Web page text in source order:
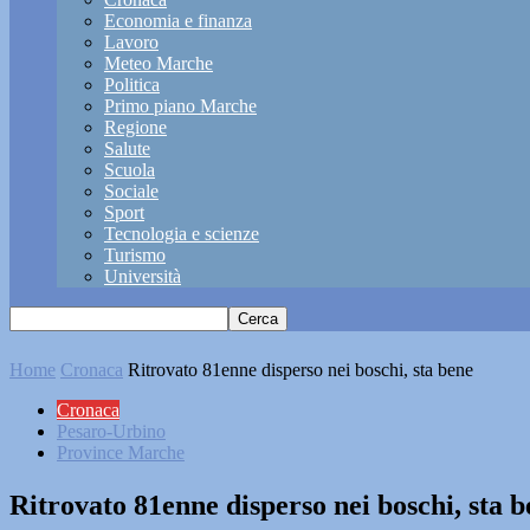
Economia e finanza
Lavoro
Meteo Marche
Politica
Primo piano Marche
Regione
Salute
Scuola
Sociale
Sport
Tecnologia e scienze
Turismo
Università
Home Cronaca Ritrovato 81enne disperso nei boschi, sta bene
Cronaca
Pesaro-Urbino
Province Marche
Ritrovato 81enne disperso nei boschi, sta